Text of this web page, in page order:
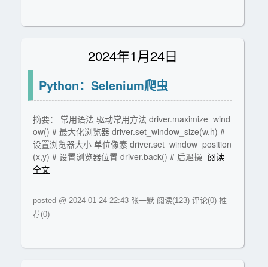
2024年1月24日
Python：Selenium爬虫
摘要： 常用语法 驱动常用方法 driver.maximize_wind
ow() # 最大化浏览器 driver.set_window_size(w,h) #
设置浏览器大小 单位像素 driver.set_window_position
(x,y) # 设置浏览器位置 driver.back() # 后退操 阅读
全文
posted @ 2024-01-24 22:43 张一默 阅读(123) 评论(0) 推
荐(0)